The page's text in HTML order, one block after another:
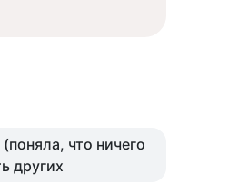
что ничего
других